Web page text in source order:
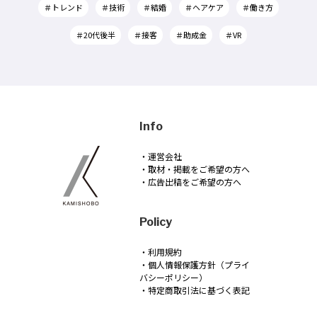
＃トレンド ＃技術 ＃結婚 ＃ヘアケア ＃働き方
＃20代後半 ＃接客 ＃助成金 ＃VR
Info
・運営会社
・取材・掲載をご希望の方へ
・広告出稿をご希望の方へ
Policy
・利用規約
・個人情報保護方針（プライ
バシーポリシー）
・特定商取引法に基づく表記